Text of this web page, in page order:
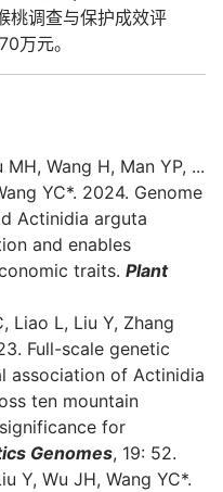
桃调查与保护成效评
万元。
MH, Wang H, Man YP, ...
YC*. 2024. Genome
Actinidia arguta
and enables
traits. Plant
Liao L, Liu Y, Zhang
Full-scale genetic
association of Actinidia
ten mountain
for
Genomes, 19: 52.
Y, Wu JH, Wang YC*.